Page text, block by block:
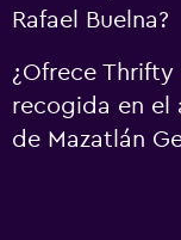
Rafael Buelna?
¿Ofrece
recogida en el
de Mazatlán